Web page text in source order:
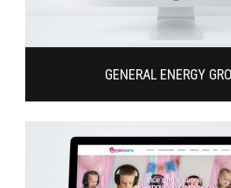
GENERAL ENERGY